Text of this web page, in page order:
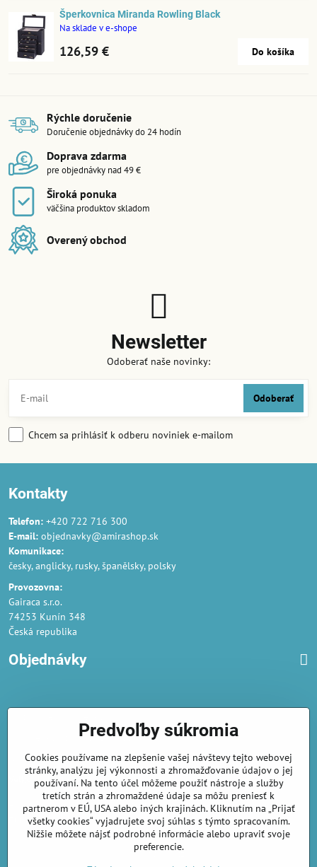
Šperkovnica Miranda Rowling Black
Na sklade v e-shope
126,59 € Do košíka
Rýchle doručenie
Doručenie objednávky do 24 hodín
Doprava zdarma
pre objednávky nad 49 €
Široká ponuka
väčšina produktov skladom
Overený obchod
Newsletter
Odoberať naše novinky:
Odoberať
Chcem sa prihlásiť k odberu noviniek e-mailom
Kontakty
Telefon: +420 722 716 300
E-mail: objednavky@amirashop.sk
Komunikace:
česky, anglicky, rusky, španělsky, polsky
Provozovna:
Gairaca s.r.o.
74253 Kunín 348
Česká republika
Objednávky
Podmienky ochrany osobných údajov
Náklady na dodání a doba dodání
Veľkoobchod- značka Gaira®
AmiraShop je registrovaný na Puncovom úrade.
Puncové značkysú k nahliadnuttu.
amirashop.cz/
Predvoľby súkromia
Cookies používame na zlepšenie vašej návštevy tejto webovej
stránky, analýzu jej výkonnosti a zhromažďovanie údajov o jej
používaní. Na tento účel môžeme použiť nástroje a služby
tretích strán a zhromaždené údaje sa môžu preniesť k
partnerom v EÚ, USA alebo iných krajinách. Kliknutím na „Prijať
všetky cookies“ vyjadrujete svoj súhlas s týmto spracovaním.
Nižšie môžete nájsť podrobné informácie alebo upraviť svoje
preferencie.